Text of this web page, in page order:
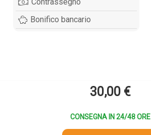
Bonifico bancario
30,00 €
CONSEGNA IN 24/48 ORE